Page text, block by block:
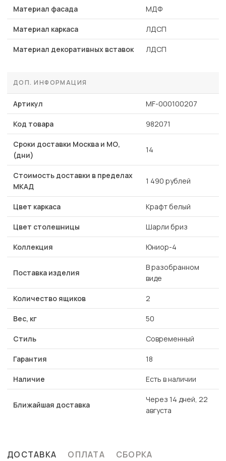
Материал фасада МДФ
Материал каркаса ЛДСП
Материал декоративных вставок ЛДСП
ДОП. ИНФОРМАЦИЯ
Артикул MF-000100207
Код товара 982071
Сроки доставки Москва и МО,
(дни)
14
Стоимость доставки в пределах
МКАД
1 490 рублей
Цвет каркаса Крафт белый
Цвет столешницы Шарли бриз
Коллекция Юниор-4
Поставка изделия
В разобранном
виде
Количество ящиков 2
Вес, кг 50
Стиль Современный
Гарантия 18
Наличие Есть в наличии
Ближайшая доставка
Через 14 дней, 22
августа
ДОСТАВКА ОПЛАТА СБОРКА